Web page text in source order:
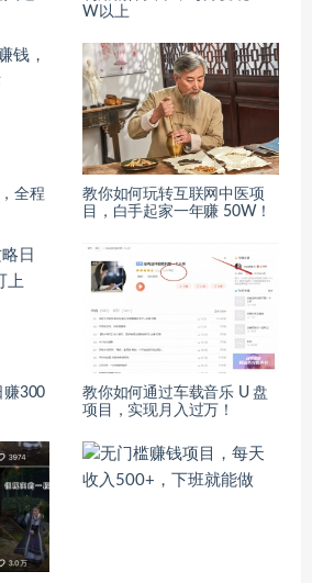
W以上
全程
教你如何玩转互联网中医项
目，白手起家一年赚 50W！
赚300
教你如何通过车载音乐 U 盘
项目，实现月入过万！